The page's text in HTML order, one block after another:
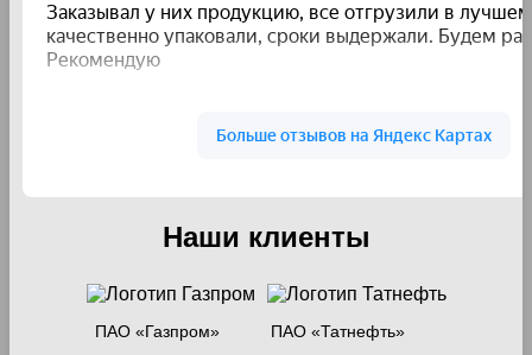
Наши клиенты
ПАО «Газпром» ПАО «Татнефть»